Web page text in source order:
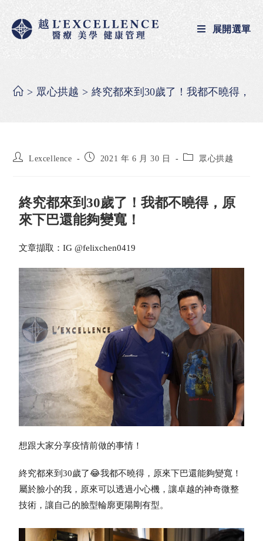
展開選單
> 眾心拱越 > 終究都來到30歲了！我都不曉得，
Lexcellence 2021 年 6 月 30 日 眾心拱越
終究都來到30歲了！我都不曉得，原
來下巴還能夠變寬！
文章擷取：IG @felixchen0419
想跟大家分享疫情前做的事情！
終究都來到30歲了😂我都不曉得，原來下巴還能夠變寬！
屬於臉小的我，原來可以透過小心機，讓卓越的神奇微整
技術，讓自己的臉型輪廓更陽剛有型。